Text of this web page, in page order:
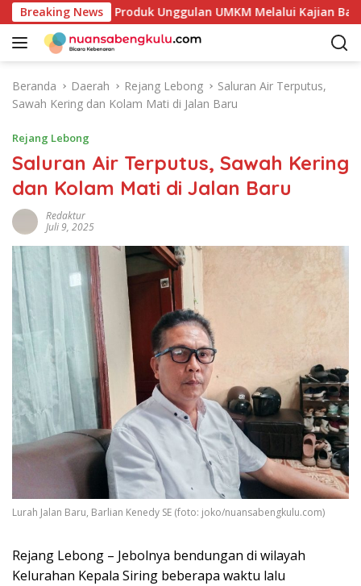
a
Breaking News
Potensi Produk Unggulan UMKM Melalui Kajian Bank
Beranda Daerah Rejang Lebong
Saluran Air Terputus,
Sawah Kering dan Kolam Mati di Jalan Baru
Rejang Lebong
Saluran Air Terputus, Sawah Kering
dan Kolam Mati di Jalan Baru
Redaktur
Juli 9, 2025
Lurah Jalan Baru, Barlian Kenedy SE (foto: joko/nuansabengkulu.com)
Rejang Lebong – Jebolnya bendungan di wilayah
Kelurahan Kepala Siring beberapa waktu lalu